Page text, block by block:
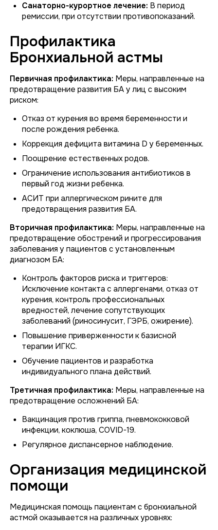
Санаторно-курортное лечение: В период
ремиссии, при отсутствии противопоказаний.
Профилактика
Бронхиальной астмы
Первичная профилактика: Меры, направленные на
предотвращение развития БА у лиц с высоким
риском:
Отказ от курения во время беременности и
после рождения ребенка.
Коррекция дефицита витамина D у беременных.
Поощрение естественных родов.
Ограничение использования антибиотиков в
первый год жизни ребенка.
АСИТ при аллергическом рините для
предотвращения развития БА.
Вторичная профилактика: Меры, направленные на
предотвращение обострений и прогрессирования
заболевания у пациентов с установленным
диагнозом БА:
Контроль факторов риска и триггеров:
Исключение контакта с аллергенами, отказ от
курения, контроль профессиональных
вредностей, лечение сопутствующих
заболеваний (риносинусит, ГЭРБ, ожирение).
Повышение приверженности к базисной
терапии ИГКС.
Обучение пациентов и разработка
индивидуального плана действий.
Третичная профилактика: Меры, направленные на
предотвращение осложнений БА:
Вакцинация против гриппа, пневмококковой
инфекции, коклюша, COVID-19.
Регулярное диспансерное наблюдение.
Организация медицинской
помощи
Медицинская помощь пациентам с бронхиальной
астмой оказывается на различных уровнях: